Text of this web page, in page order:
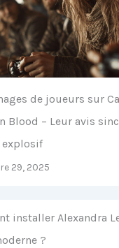
de joueurs sur
Blood – Leur avis
explosif
29, 2025
installer Alexandra
?